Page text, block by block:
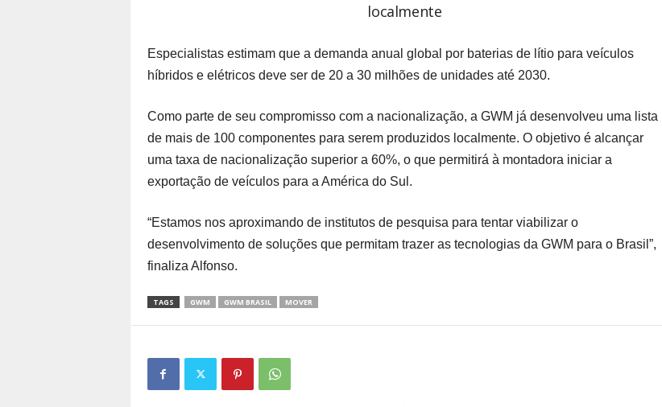
localmente
Especialistas estimam que a demanda anual global por baterias de lítio para veículos
híbridos e elétricos deve ser de 20 a 30 milhões de unidades até 2030.
Como parte de seu compromisso com a nacionalização, a GWM já desenvolveu uma lista
de mais de 100 componentes para serem produzidos localmente. O objetivo é alcançar
uma taxa de nacionalização superior a 60%, o que permitirá à montadora iniciar a
exportação de veículos para a América do Sul.
“Estamos nos aproximando de institutos de pesquisa para tentar viabilizar o
desenvolvimento de soluções que permitam trazer as tecnologias da GWM para o Brasil”,
finaliza Alfonso.
TAGS GWM GWM BRASIL MOVER